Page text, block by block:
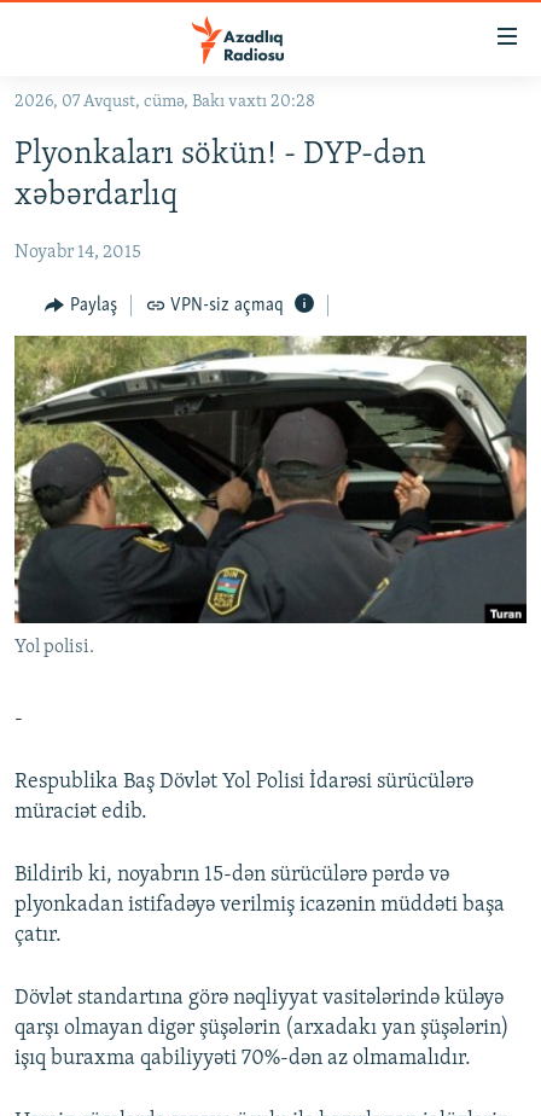
Əsas
qayıt
Əsas
qayıt
#İZAHLA
KORRUPSIOMETR
#ƏSLINDƏ
FƏRQƏ BAX
QANUNI DOĞRU
ARAŞDIRMA
MULTIMEDIA
FOTOQALEREYA
İNFOQRAFIKA
KARIKATURA
RADIO ARXIV
OXU ZALI
AZƏRBAYCAN ƏDƏBIYYATI KITABXANASI
İSLAM VƏ DEMOKRATIYA
İZ - MƏDƏNIYYƏT PROQRAMI
HAQQIMIZDA
PEŞƏ ETIKASI VƏ JURNALISTIKA STANDARTLARIMIZ
MATERIALLARIMIZDAN ISTIFADƏ
XƏBƏR BÜLLETENLƏRIMIZ
2026, 07 Avqust, cümə, Bakı vaxtı 20:28
Plyonkaları sökün! - DYP-dən
xəbərdarlıq
Noyabr 14, 2015
Paylaş VPN-siz açmaq
Yol polisi.
-
Respublika Baş Dövlət Yol Polisi İdarəsi sürücülərə
müraciət edib.
Bildirib ki, noyabrın 15-dən sürücülərə pərdə və
plyonkadan istifadəyə verilmiş icazənin müddəti başa
çatır.
Dövlət standartına görə nəqliyyat vasitələrində küləyə
qarşı olmayan digər şüşələrin (arxadakı yan şüşələrin)
işıq buraxma qabiliyyəti 70%-dən az olmamalıdır.